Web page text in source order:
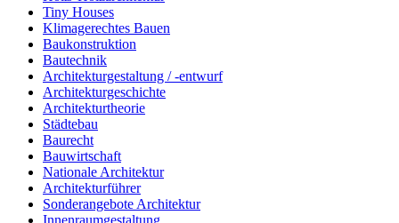
Tiny Houses
Klimagerechtes Bauen
Baukonstruktion
Bautechnik
Architekturgestaltung / -entwurf
Architekturgeschichte
Architekturtheorie
Städtebau
Baurecht
Bauwirtschaft
Nationale Architektur
Architekturführer
Sonderangebote Architektur
Innenraumgestaltung